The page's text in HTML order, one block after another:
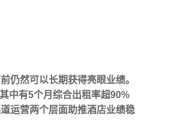
仍然可以长期获得亮眼业绩。
中有5个月综合出租率超90%
运营两个层面助推酒店业绩稳